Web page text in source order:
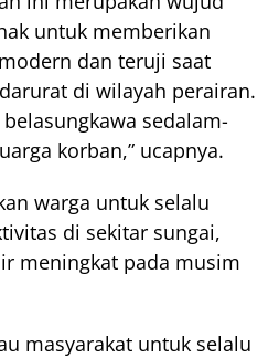
untuk memberikan
dan teruji saat
di wilayah perairan.
sedalam-
korban,” ucapnya.
warga untuk selalu
di sekitar sungai,
meningkat pada musim
masyarakat untuk selalu